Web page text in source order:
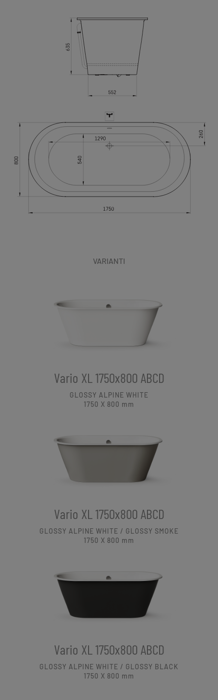
VARIANTI
Vario XL 1750x800 ABCD
GLOSSY ALPINE WHITE
1750 X 800 mm
Vario XL 1750x800 ABCD
GLOSSY ALPINE WHITE / GLOSSY SMOKE
1750 X 800 mm
Vario XL 1750x800 ABCD
GLOSSY ALPINE WHITE / GLOSSY BLACK
1750 X 800 mm